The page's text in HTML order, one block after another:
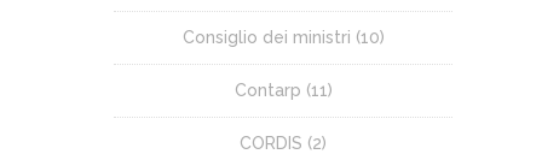
Consiglio dei ministri (10)
Contarp (11)
CORDIS (2)